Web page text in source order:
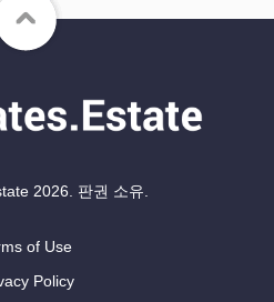
2026. 판권 소유.
of Use
Policy